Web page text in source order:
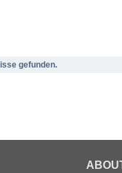
gefunden.